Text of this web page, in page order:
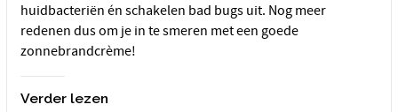
huidbacteriën én schakelen bad bugs uit. Nog meer
redenen dus om je in te smeren met een goede
zonnebrandcrème!
Verder lezen